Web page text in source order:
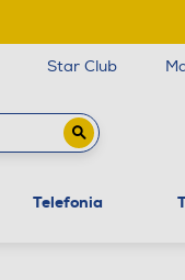
Star Club
Telefonia